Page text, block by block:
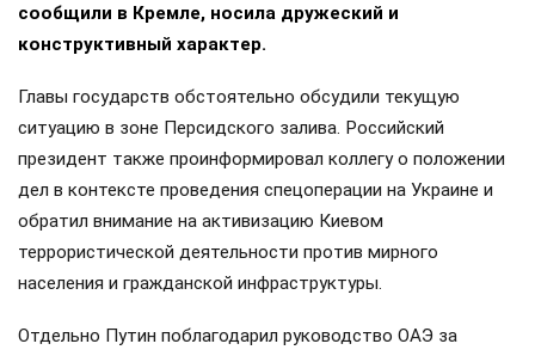
сообщили в Кремле, носила дружеский и
конструктивный характер.
Главы государств обстоятельно обсудили текущую
ситуацию в зоне Персидского залива. Российский
президент также проинформировал коллегу о положении
дел в контексте проведения спецоперации на Украине и
обратил внимание на активизацию Киевом
террористической деятельности против мирного
населения и гражданской инфраструктуры.
Отдельно Путин поблагодарил руководство ОАЭ за